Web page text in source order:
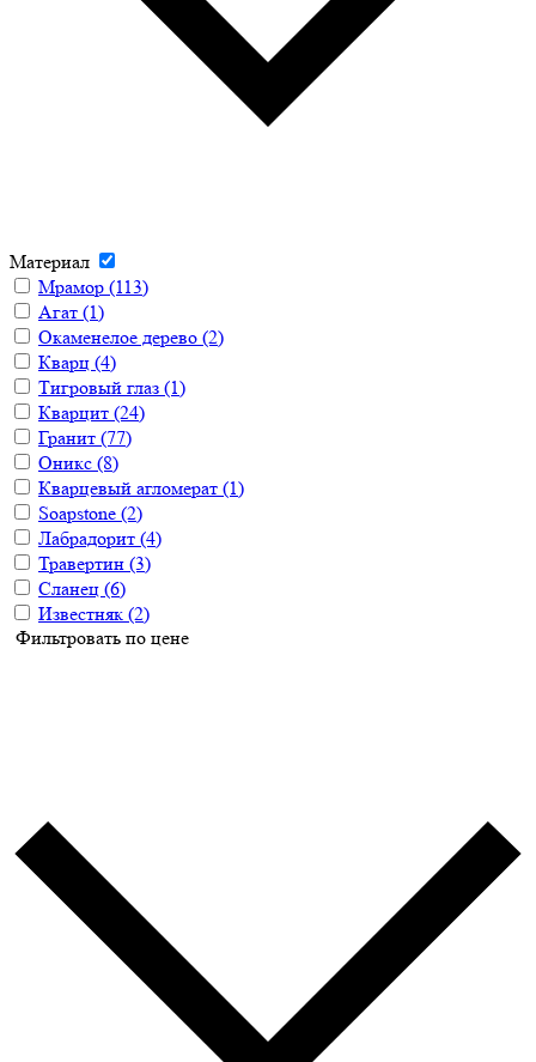
Материал
Мрамор (113)
Агат (1)
Окаменелое дерево (2)
Кварц (4)
Тигровый глаз (1)
Кварцит (24)
Гранит (77)
Оникс (8)
Кварцевый агломерат (1)
Soapstone (2)
Лабрадорит (4)
Травертин (3)
Сланец (6)
Известняк (2)
Фильтровать по цене